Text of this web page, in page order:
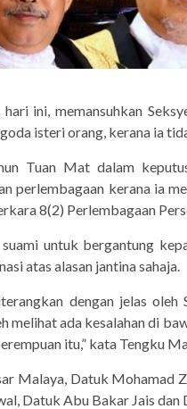
ini, memansuhkan
isteri orang, kerana ia
Tuan Mat dalam
perlembagaan kerana ia
8(2) Perlembagaan
untuk bergantung
atas alasan jantina sahaja.
dengan jelas oleh
melihat ada kesalahan di
itu,” kata Tengku
Malaya, Datuk Mohamad
Datuk Abu Bakar Jais